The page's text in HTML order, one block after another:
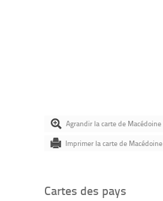
Agrandir la carte de Macédoine
Imprimer la carte de Macédoine
Cartes des pays